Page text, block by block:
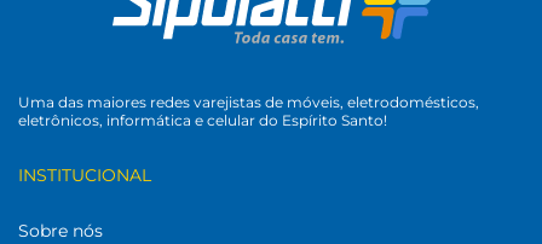
Uma das maiores redes varejistas de móveis, eletrodomésticos,
eletrônicos, informática e celular do Espírito Santo!
INSTITUCIONAL
Sobre nós